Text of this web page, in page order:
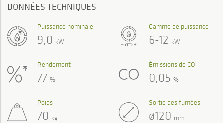
DONNÉES TECHNIQUES
Gamme de puissance
6-12 kW
Puissance nominale
9,0 kW
Rendement
77 %
Émissions de CO
0,05 %
Poids
70 kg
Sortie des fumées
ø120 mm